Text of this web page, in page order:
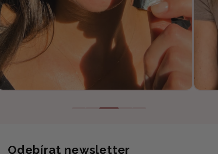
Odebírat newsletter